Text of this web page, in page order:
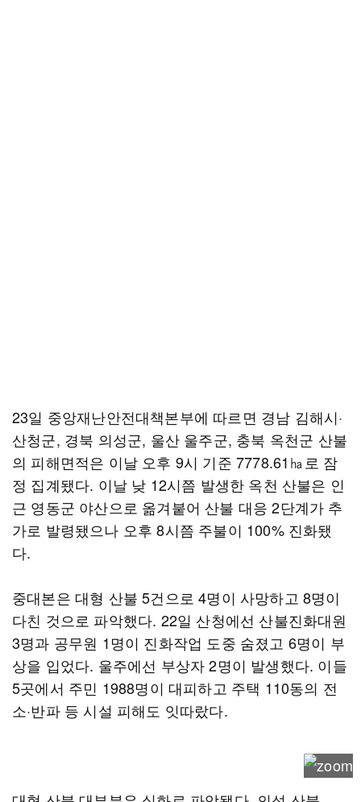
23일 중앙재난안전대책본부에 따르면 경남 김해시·
산청군, 경북 의성군, 울산 울주군, 충북 옥천군 산불
의 피해면적은 이날 오후 9시 기준 7778.61㏊로 잠
정 집계됐다. 이날 낮 12시쯤 발생한 옥천 산불은 인
근 영동군 야산으로 옮겨붙어 산불 대응 2단계가 추
가로 발령됐으나 오후 8시쯤 주불이 100% 진화됐
다.
중대본은 대형 산불 5건으로 4명이 사망하고 8명이
다친 것으로 파악했다. 22일 산청에선 산불진화대원
3명과 공무원 1명이 진화작업 도중 숨졌고 6명이 부
상을 입었다. 울주에선 부상자 2명이 발생했다. 이들
5곳에서 주민 1988명이 대피하고 주택 110동의 전
소·반파 등 시설 피해도 잇따랐다.